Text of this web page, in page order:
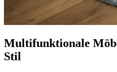
Multifunktionale
Stil